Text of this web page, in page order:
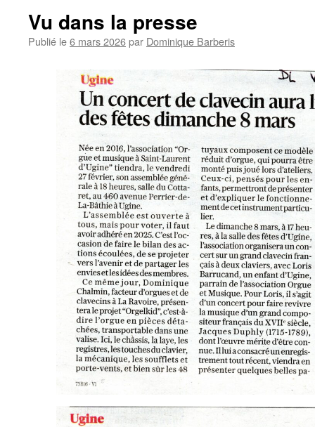
Vu dans la presse
Publié le6 mars 2026par Dominique Barberis